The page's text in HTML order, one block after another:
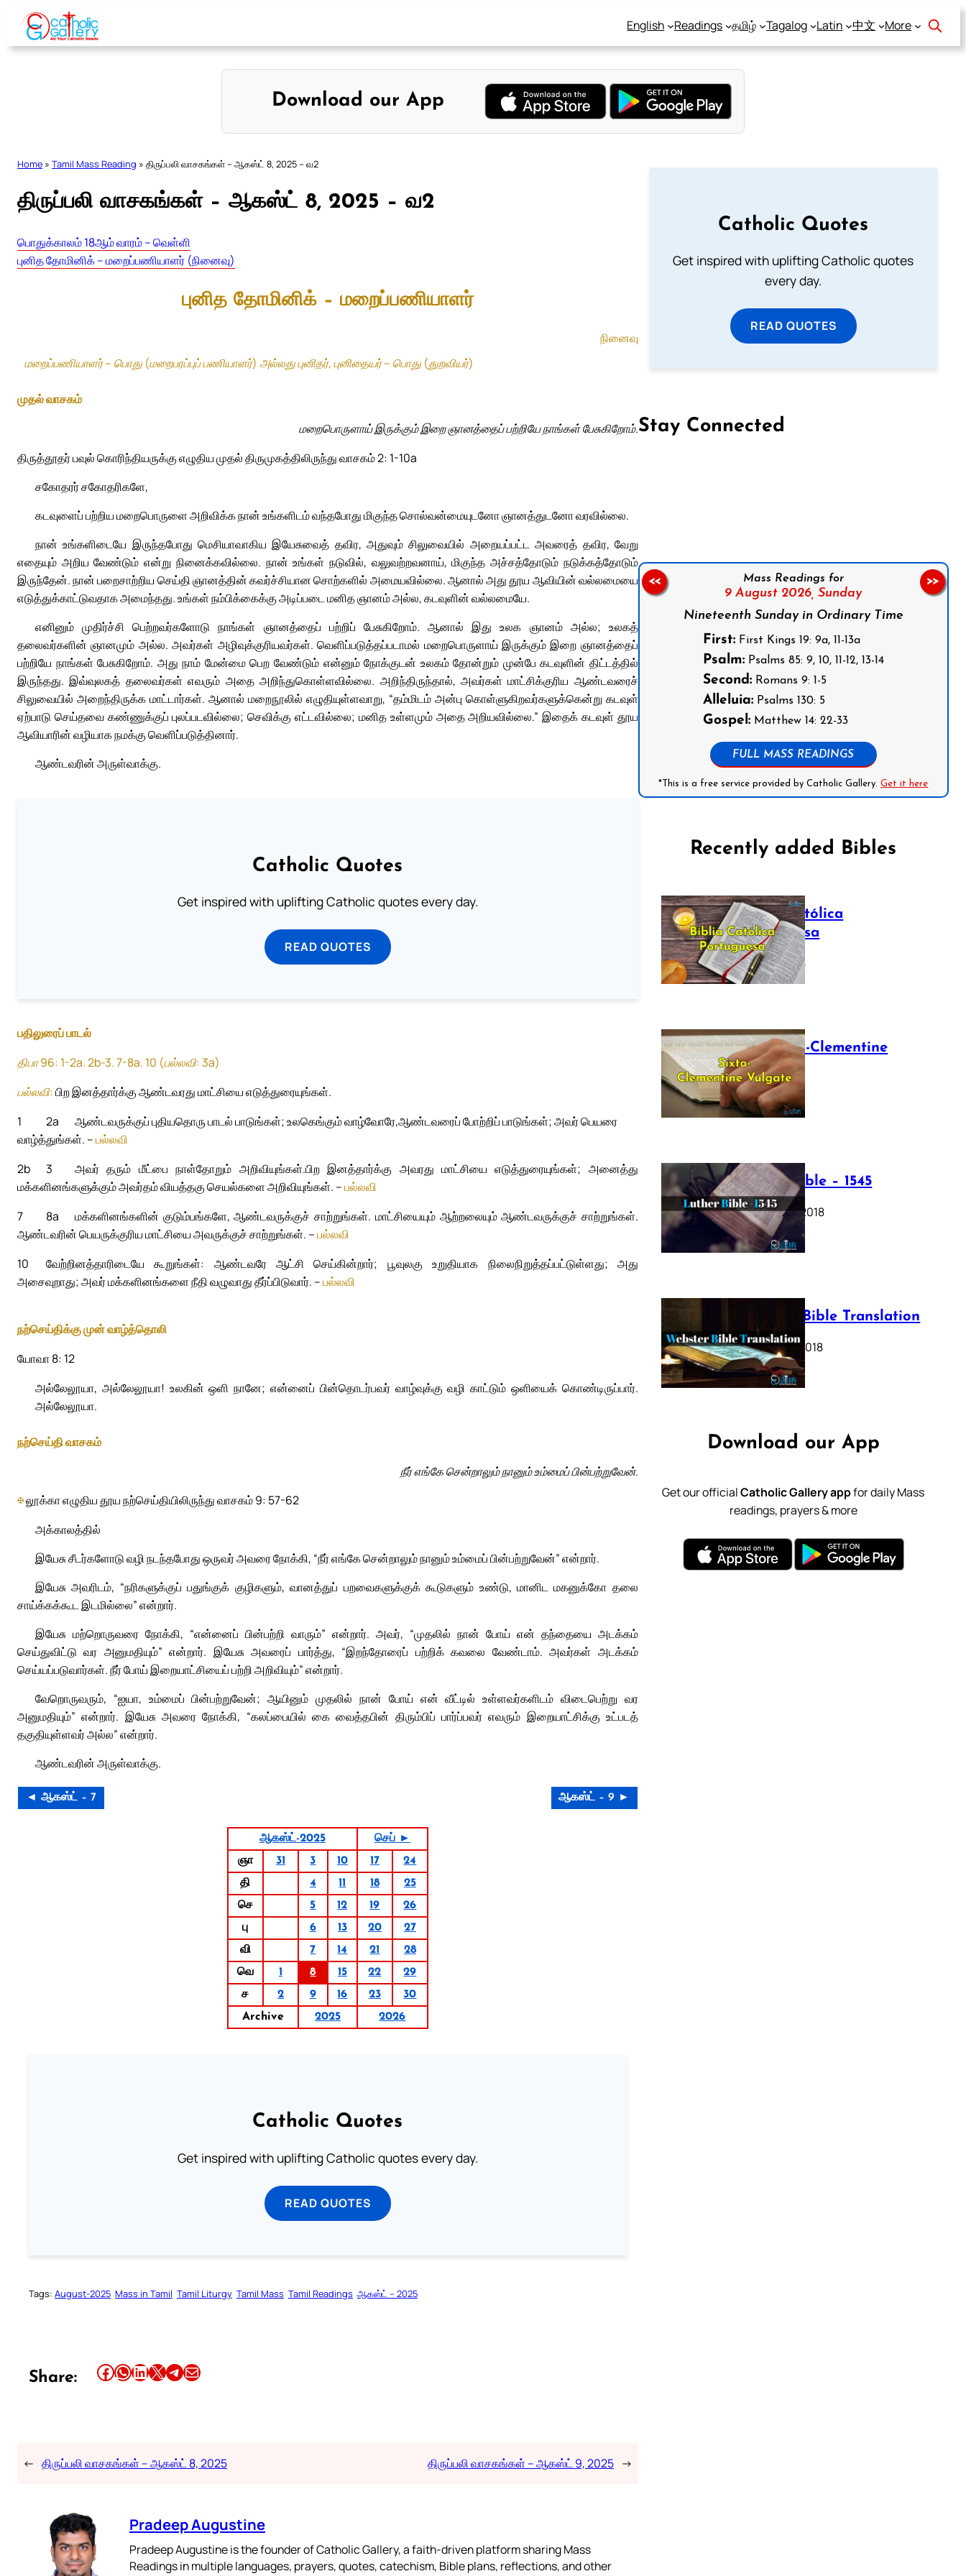
Skip
content
English Readings தமிழ் Tagalog Latin 中文 More
Download our App
Home » Tamil Mass Reading » திருப்பலி வாசகங்கள் – ஆகஸ்ட் 8, 2025 – வ2
திருப்பலி வாசகங்கள் – ஆகஸ்ட் 8, 2025 – வ2
பொதுக்காலம் 18ஆம் வாரம் – வெள்ளி
புனித தோமினிக் – மறைப்பணியாளர் (நினைவு)
புனித தோமினிக் – மறைப்பணியாளர்
நினைவு
மறைப்பணியாளர் – பொது (மறைபரப்புப் பணியாளர்) அல்லது புனிதர், புனிதையர் – பொது (துறவியர்)
முதல் வாசகம்
மறைபொருளாய் இருக்கும் இறை ஞானத்தைப் பற்றியே நாங்கள் பேசுகிறோம்.
திருத்தூதர் பவுல் கொரிந்தியருக்கு எழுதிய முதல் திருமுகத்திலிருந்து வாசகம் 2: 1-10a
சகோதரர் சகோதரிகளே,
கடவுளைப் பற்றிய மறைபொருளை அறிவிக்க நான் உங்களிடம் வந்தபோது மிகுந்த சொல்வன்மையுடனோ ஞானத்துடனோ வரவில்லை.
நான் உங்களிடையே இருந்தபோது மெசியாவாகிய இயேசுவைத் தவிர, அதுவும் சிலுவையில் அறையப்பட்ட அவரைத் தவிர, வேறு
எதையும் அறிய வேண்டும் என்று நினைக்கவில்லை. நான் உங்கள் நடுவில், வலுவற்றவனாய், மிகுந்த அச்சத்தோடும் நடுக்கத்தோடும்
இருந்தேன். நான் பறைசாற்றிய செய்தி ஞானத்தின் கவர்ச்சியான சொற்களில் அமையவில்லை. ஆனால் அது தூய ஆவியின் வல்லமையை
எடுத்துக்காட்டுவதாக அமைந்தது. உங்கள் நம்பிக்கைக்கு அடிப்படை மனித ஞானம் அல்ல, கடவுளின் வல்லமையே.
எனினும் முதிர்ச்சி பெற்றவர்களோடு நாங்கள் ஞானத்தைப் பற்றிப் பேசுகிறோம். ஆனால் இது உலக ஞானம் அல்ல; உலகத்
தலைவர்களின் ஞானமும் அல்ல. அவர்கள் அழிவுக்குரியவர்கள். வெளிப்படுத்தப்படாமல் மறைபொருளாய் இருக்கும் இறை ஞானத்தைப்
பற்றியே நாங்கள் பேசுகிறோம். அது நாம் மேன்மை பெற வேண்டும் என்னும் நோக்குடன் உலகம் தோன்றும் முன்பே கடவுளின் திட்டத்தில்
இருந்தது. இவ்வுலகத் தலைவர்கள் எவரும் அதை அறிந்துகொள்ளவில்லை. அறிந்திருந்தால், அவர்கள் மாட்சிக்குரிய ஆண்டவரைச்
சிலுவையில் அறைந்திருக்க மாட்டார்கள். ஆனால் மறைநூலில் எழுதியுள்ளவாறு, “தம்மிடம் அன்பு கொள்ளுகிறவர்களுக்கென்று கடவுள்
ஏற்பாடு செய்தவை கண்ணுக்குப் புலப்படவில்லை; செவிக்கு எட்டவில்லை; மனித உள்ளமும் அதை அறியவில்லை.” இதைக் கடவுள் தூய
ஆவியாரின் வழியாக நமக்கு வெளிப்படுத்தினார்.
ஆண்டவரின் அருள்வாக்கு.
Catholic Quotes
Get inspired with uplifting Catholic quotes every day.
READ QUOTES
பதிலுரைப் பாடல்
திபா 96: 1-2a. 2b-3. 7-8a. 10 (பல்லவி: 3a)
பல்லவி:பிற இனத்தார்க்கு ஆண்டவரது மாட்சியை எடுத்துரையுங்கள்.
1
ஆண்டவருக்குப் புதியதொரு பாடல் பாடுங்கள்; உலகெங்கும் வாழ்வோரே,
2a
ஆண்டவரைப் போற்றிப் பாடுங்கள்; அவர் பெயரை
வாழ்த்துங்கள். –பல்லவி
2b
அவர் தரும் மீட்பை நாள்தோறும் அறிவியுங்கள்.
3
பிற இனத்தார்க்கு அவரது மாட்சியை எடுத்துரையுங்கள்; அனைத்து
மக்களினங்களுக்கும் அவர்தம் வியத்தகு செயல்களை அறிவியுங்கள். –பல்லவி
7
மக்களினங்களின் குடும்பங்களே, ஆண்டவருக்குச் சாற்றுங்கள். மாட்சியையும் ஆற்றலையும் ஆண்டவருக்குச் சாற்றுங்கள்.
8a
ஆண்டவரின் பெயருக்குரிய மாட்சியை அவருக்குச் சாற்றுங்கள். –பல்லவி
10
வேற்றினத்தாரிடையே கூறுங்கள்: ஆண்டவரே ஆட்சி செய்கின்றார்; பூவுலகு உறுதியாக நிலைநிறுத்தப்பட்டுள்ளது; அது
அசைவுறாது; அவர் மக்களினங்களை நீதி வழுவாது தீர்ப்பிடுவார். –பல்லவி
நற்செய்திக்கு முன் வாழ்த்தொலி
யோவா 8: 12
அல்லேலூயா, அல்லேலூயா! உலகின் ஒளி நானே; என்னைப் பின்தொடர்பவர் வாழ்வுக்கு வழி காட்டும் ஒளியைக் கொண்டிருப்பார்.
அல்லேலூயா.
நற்செய்தி வாசகம்
நீர் எங்கே சென்றாலும் நானும் உம்மைப் பின்பற்றுவேன்.
✠லூக்கா எழுதிய தூய நற்செய்தியிலிருந்து வாசகம் 9: 57-62
அக்காலத்தில்
இயேசு சீடர்களோடு வழி நடந்தபோது ஒருவர் அவரை நோக்கி, “நீர் எங்கே சென்றாலும் நானும் உம்மைப் பின்பற்றுவேன்” என்றார்.
இயேசு அவரிடம், “நரிகளுக்குப் பதுங்குக் குழிகளும், வானத்துப் பறவைகளுக்குக் கூடுகளும் உண்டு, மானிட மகனுக்கோ தலை
சாய்க்கக்கூட இடமில்லை” என்றார்.
இயேசு மற்றொருவரை நோக்கி, “என்னைப் பின்பற்றி வாரும்” என்றார். அவர், “முதலில் நான் போய் என் தந்தையை அடக்கம்
செய்துவிட்டு வர அனுமதியும்” என்றார். இயேசு அவரைப் பார்த்து, “இறந்தோரைப் பற்றிக் கவலை வேண்டாம். அவர்கள் அடக்கம்
செய்யப்படுவார்கள். நீர் போய் இறையாட்சியைப் பற்றி அறிவியும்” என்றார்.
வேறொருவரும், “ஐயா, உம்மைப் பின்பற்றுவேன்; ஆயினும் முதலில் நான் போய் என் வீட்டில் உள்ளவர்களிடம் விடைபெற்று வர
அனுமதியும்” என்றார். இயேசு அவரை நோக்கி, “கலப்பையில் கை வைத்தபின் திரும்பிப் பார்ப்பவர் எவரும் இறையாட்சிக்கு உட்படத்
தகுதியுள்ளவர் அல்ல” என்றார்.
ஆண்டவரின் அருள்வாக்கு.
◄ ஆகஸ்ட் – 7 ஆகஸ்ட் – 9 ►
ஆகஸ்ட்-2025
செப் ►
ஞா
31 3 10 17
24
தி
4 11 18
25
செ
5 12 19
26
பு
6 13 20
27
வி
7 14 21
28
வெ
1 8 15 22
29
ச
2 9 16 23
30
Archive
2025 2026
Catholic Quotes
Get inspired with uplifting Catholic quotes every day.
READ QUOTES
Tags: August-2025 Mass in Tamil Tamil Liturgy Tamil Mass Tamil Readings ஆகஸ்ட் – 2025
Share: Share this article on Facebook Share this article on WhatsApp Share this article on LinkedIn Share this article on X Share this article on TelegramEmail this Article
← திருப்பலி வாசகங்கள் – ஆகஸ்ட் 8, 2025 திருப்பலி வாசகங்கள் – ஆகஸ்ட் 9, 2025 →
Pradeep Augustine
Pradeep Augustine is the founder of Catholic Gallery, a faith-driven platform sharing Mass
Readings in multiple languages, prayers, quotes, catechism, Bible plans, reflections, and other
Catholic Quotes
Get inspired with uplifting Catholic quotes
every day.
READ QUOTES
Stay Connected
Mass Readings for
9 August 2026, Sunday
Nineteenth Sunday in Ordinary Time
First:First Kings 19: 9a, 11-13a
Psalm:Psalms 85: 9, 10, 11-12, 13-14
Second:Romans 9: 1-5
Alleluia:Psalms 130: 5
Gospel:Matthew 14: 22-33
FULL MASS READINGS
*This is a free service provided by Catholic Gallery.Get it here
<< >>
Recently added Bibles
Bíblia Católica
Portuguesa
July 16, 2025
The Sixto-Clementine
Vulgate
July 12, 2025
Luther Bible – 1545
October 17, 2018
Webster Bible Translation
October 11, 2018
Download our App
Get our officialCatholic Gallery appfor daily Mass
readings, prayers & more